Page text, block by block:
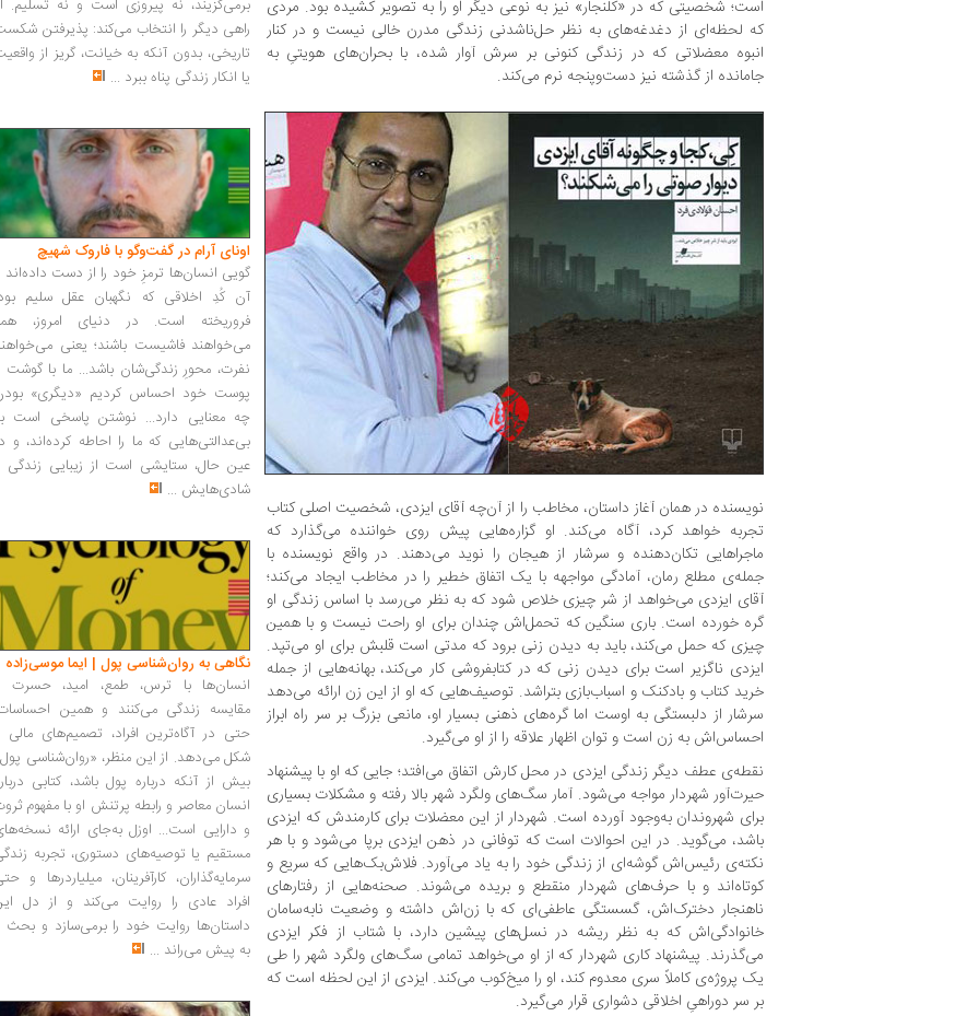
است؛ شخصیتی که در «کلنجار» نیز به نوعی دیگر او را به تصویر کشیده بود. مردی
که لحظه‌ای از دغدغه‌های به نظر حل‌ناشدنی زندگی مدرن خالی نیست و در کنار
انبوه معضلاتی که در زندگی کنونی بر سرش آوار شده، با بحران‌های هویتیِ به
جامانده از گذشته‌ نیز دست‌وپنجه نرم می‌کند.
نویسنده در همان آغاز داستان، مخاطب را از آن‌چه آقای ایزدی، شخصیت اصلی کتاب
تجربه خواهد کرد، آگاه می‌کند. او گزاره‌هایی پیش روی خواننده می‌گذارد که
ماجراهایی تکان‌دهنده و سرشار از هیجان را نوید می‌دهند. در واقع نویسنده با
جمله‌ی مطلع رمان، آمادگی مواجهه با یک اتفاق خطیر را در مخاطب ایجاد می‌کند؛
آقای ایزدی می‌خواهد از شر چیزی خلاص شود که به نظر می‌رسد با اساس زندگی او
گره خورده است. باری سنگین که تحمل‌اش چندان برای او راحت نیست و با همین
چیزی که حمل می‌کند، باید به دیدن زنی برود که مدتی است قلبش برای او می‌تپد.
ایزدی ناگزیر است برای دیدن زنی که در کتابفروشی کار می‌کند، بهانه‌هایی از جمله
خرید کتاب و بادکنک و اسباب‌بازی بتراشد. توصیف‌هایی که او از این زن ارائه می‌دهد
سرشار از دلبستگی به اوست اما گره‌های ذهنی بسیار او، مانعی بزرگ بر سر راه ابراز
احساس‌اش به زن است و توان اظهار علاقه را از او می‌گیرد.
نقطه‌ی عطف دیگر زندگی ایزدی در محل کارش اتفاق می‌افتد؛ جایی که او با پیشنهاد
حیرت‌آور شهردار مواجه می‌شود. آمار سگ‌های ولگرد شهر بالا رفته و مشکلات بسیاری
برای شهروندان به‌وجود آورده است. شهردار از این معضلات برای کارمندش که ایزدی
باشد، می‌گوید. در این احوالات است که توفانی در ذهن ایزدی برپا می‌شود و با هر
نکته‌ی رئیس‌اش گوشه‌ای از زندگی‌ خود را به یاد می‌آورد. فلاش‌بک‌هایی که سریع و
کوتاه‌اند و با حرف‌های شهردار منقطع و بریده می‌شوند. صحنه‌هایی از رفتارهای
ناهنجار دخترک‌اش، گسستگی عاطفی‌ای که با زن‌اش داشته و وضعیت نابه‌سامان
خانوادگی‌اش که به نظر ریشه در نسل‌های پیشین دارد، با شتاب از فکر ایزدی
می‌گذرند. پیشنهاد کاری شهردار که از او می‌خواهد تمامی سگ‌های ولگرد شهر را طی
یک پروژه‌ی کاملاً سری معدوم کند، او را میخ‌کوب می‌کند. ایزدی از این لحظه است که
بر سر دوراهیِ اخلاقی دشواری قرار می‌گیرد.
برمی‌گزیند، نه پیروزی است و نه تسلیم.
راهی دیگر را انتخاب می‌کند: پذیرفتن
تاریخی، بدون آنکه به خیانت، گریز از
یا انکار زندگی پناه ببرد ...
اونای آرام در گفت‌وگو با فاروک شهیچ‭
گویی انسان‌ها ترمزِ خود را از دست داده‌اند
آن کُدِ اخلاقی که نگهبان عقل سلیم
فروریخته است. در دنیای امروز،
می‌خواهند فاشیست باشند؛ یعنی
نفرت، محورِ زندگی‌شان باشد... ما با گوشت
پوست خود احساس کردیم «دیگری»
چه معنایی دارد... نوشتن پاسخی است
بی‌عدالتی‌هایی که ما را احاطه کرده‌اند، و
عین حال، ستایشی است از زیبایی زندگی
شادی‌هایش ...
نگاهی به روان‌شناسی پول | ایما موسی‌زاده
انسان‌ها با ترس، طمع، امید، حسرت
مقایسه زندگی می‌کنند و همین
حتی در آگاه‌ترین افراد، تصمیم‌های مالی
شکل می‌دهد. از این منظر، «روان‌شناسی
بیش از آنکه درباره پول باشد، کتابی
انسان معاصر و رابطه پرتنش او با مفهوم
و دارایی است... اوزل به‌جای ارائه
مستقیم یا توصیه‌های دستوری، تجربه
سرمایه‌گذاران، کارآفرینان، میلیاردرها و
افراد عادی را روایت می‌کند و از دل
داستان‌ها روایت خود را برمی‌سازد و بحث
به پیش می‌راند ...